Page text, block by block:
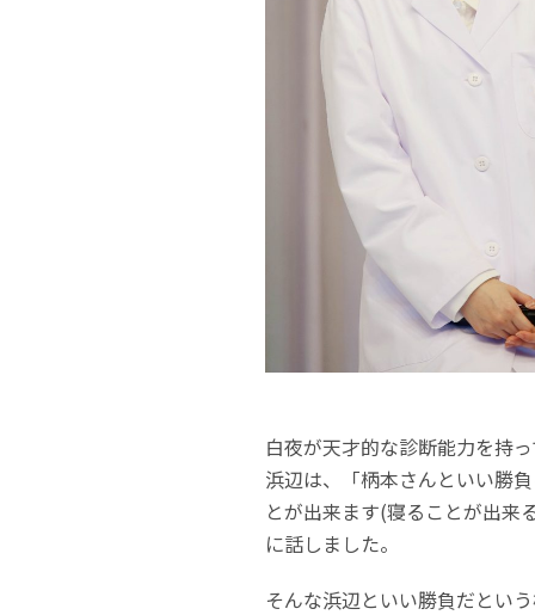
白夜が天才的な診断能力を持
浜辺は、「柄本さんといい勝
とが出来ます(寝ることが出来
に話しました。
そんな浜辺といい勝負だとい